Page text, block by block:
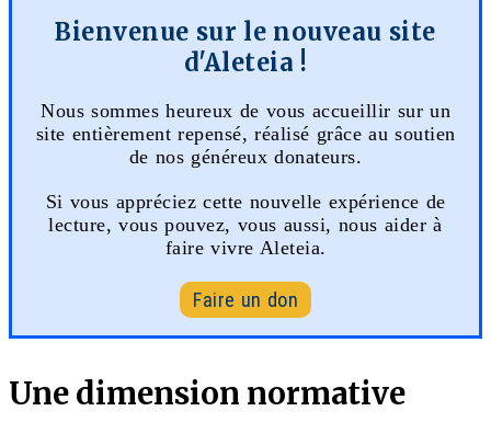
Bienvenue sur le nouveau site
d'Aleteia !
Nous sommes heureux de vous accueillir sur un
site entièrement repensé, réalisé grâce au soutien
de nos généreux donateurs.
Si vous appréciez cette nouvelle expérience de
lecture, vous pouvez, vous aussi, nous aider à
faire vivre Aleteia.
Faire un don
Une dimension normative